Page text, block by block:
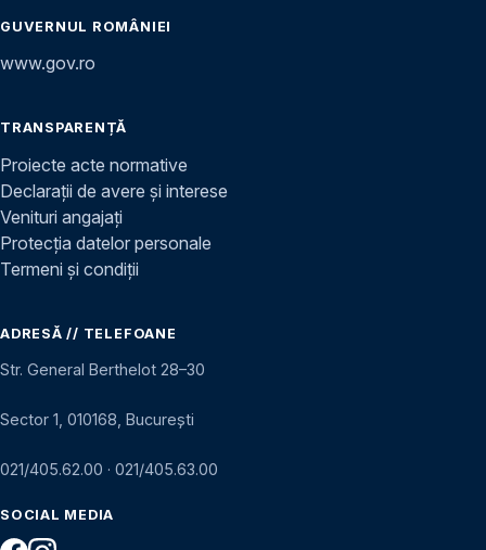
GUVERNUL ROMÂNIEI
www.gov.ro
TRANSPARENȚĂ
Proiecte acte normative
Declarații de avere și interese
Venituri angajați
Protecția datelor personale
Termeni și condiții
ADRESĂ // TELEFOANE
Str. General Berthelot 28–30
Sector 1, 010168, București
021/405.62.00 · 021/405.63.00
SOCIAL MEDIA